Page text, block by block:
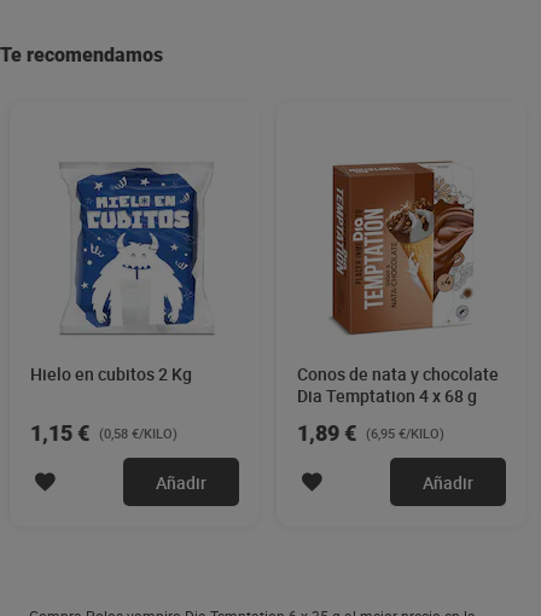
Te recomendamos
Hielo en cubitos 2 Kg
1,15 € (0,58 €/KILO)
Añadir
Conos de nata y chocolate
Dia Temptation 4 x 68 g
1,89 € (6,95 €/KILO)
Añadir